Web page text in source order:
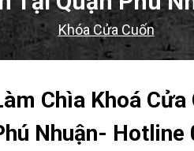
Khóa Cửa Cuốn
Chìa Khoá Cửa
Nhuận- Hotline